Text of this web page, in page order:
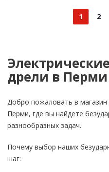
1 2
дрели в Перми
Добро пожаловать в
Перми, где вы найдете
разнообразных задач.
Почему выбор наших
шаг: